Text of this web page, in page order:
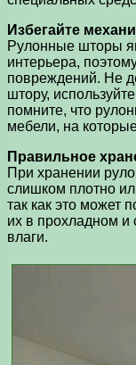
Избегайте
Рулонные шторы
интерьера,
повреждений. Не
штору,
помните, что
мебели, на
Правильное
При хранении
слишком плотно
так как это может
их в прохладном
влаги.